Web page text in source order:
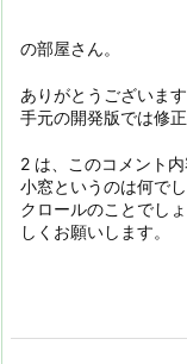
の部屋さん。
ありがとうございま
手元の開発版では修
2 は、このコメント
小窓というのは何で
クロールのことでし
しくお願いします。